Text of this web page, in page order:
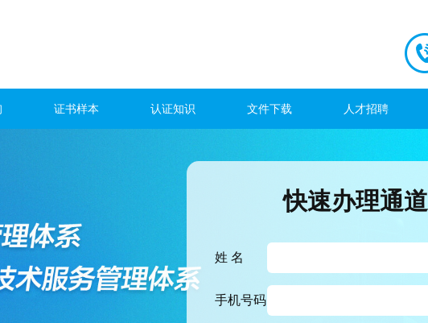
快速办理通道
姓 名
手机号码
证书样本 认证知识 文件下载 人才招聘